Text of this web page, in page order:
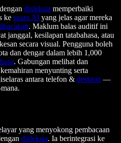
disleksia memperbaiki
ke suara AI yang jelas agar mereka
. Maklum balas auditif ini
janggal, kesilapan tatabahasa, atau
secara visual. Pengguna boleh
dan dengar dalam lebih 1,000
. Gabungan melihat dan
menyunting serta
antara telefon & desktop —
yang menyokong pembacaan
disleksia. Ia berintegrasi ke